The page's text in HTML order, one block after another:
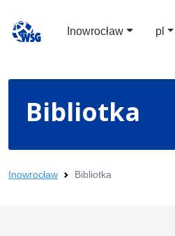
Inowrocław pl
Bibliotka
Inowrocław Bibliotka